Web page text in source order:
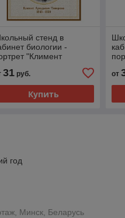
стенд в
биологии -
"Климент
Тимирязев"
31руб.
Купить
от
год
Минск, Беларусь